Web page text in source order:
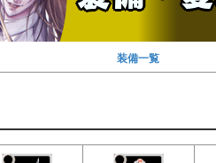
装備一覧